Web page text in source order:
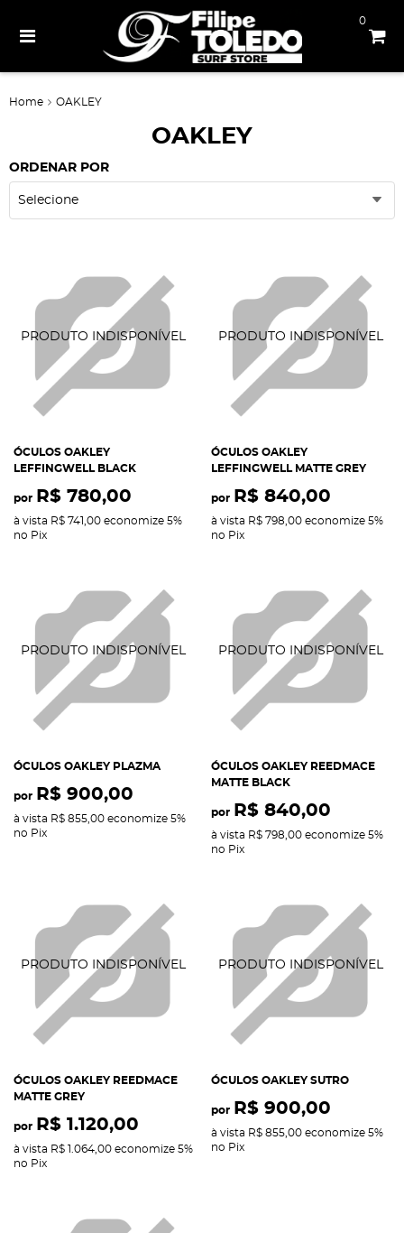
0
Home OAKLEY
OAKLEY
ORDENAR POR
Selecione
ÓCULOS OAKLEY
LEFFINGWELL BLACK
por R$ 780,00
à vista R$ 741,00 economize 5%
no Pix
ÓCULOS OAKLEY
LEFFINGWELL MATTE GREY
por R$ 840,00
à vista R$ 798,00 economize 5%
no Pix
ÓCULOS OAKLEY PLAZMA
por R$ 900,00
à vista R$ 855,00 economize 5%
no Pix
ÓCULOS OAKLEY REEDMACE
MATTE BLACK
por R$ 840,00
à vista R$ 798,00 economize 5%
no Pix
ÓCULOS OAKLEY REEDMACE
MATTE GREY
por R$ 1.120,00
à vista R$ 1.064,00 economize 5%
no Pix
ÓCULOS OAKLEY SUTRO
por R$ 900,00
à vista R$ 855,00 economize 5%
no Pix